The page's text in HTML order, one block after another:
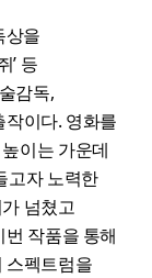
상을
’ 등
감독,
이다. 영화를
이는 가운데
고자 노력한
넘쳤고
작품을 통해
스펙트럼을